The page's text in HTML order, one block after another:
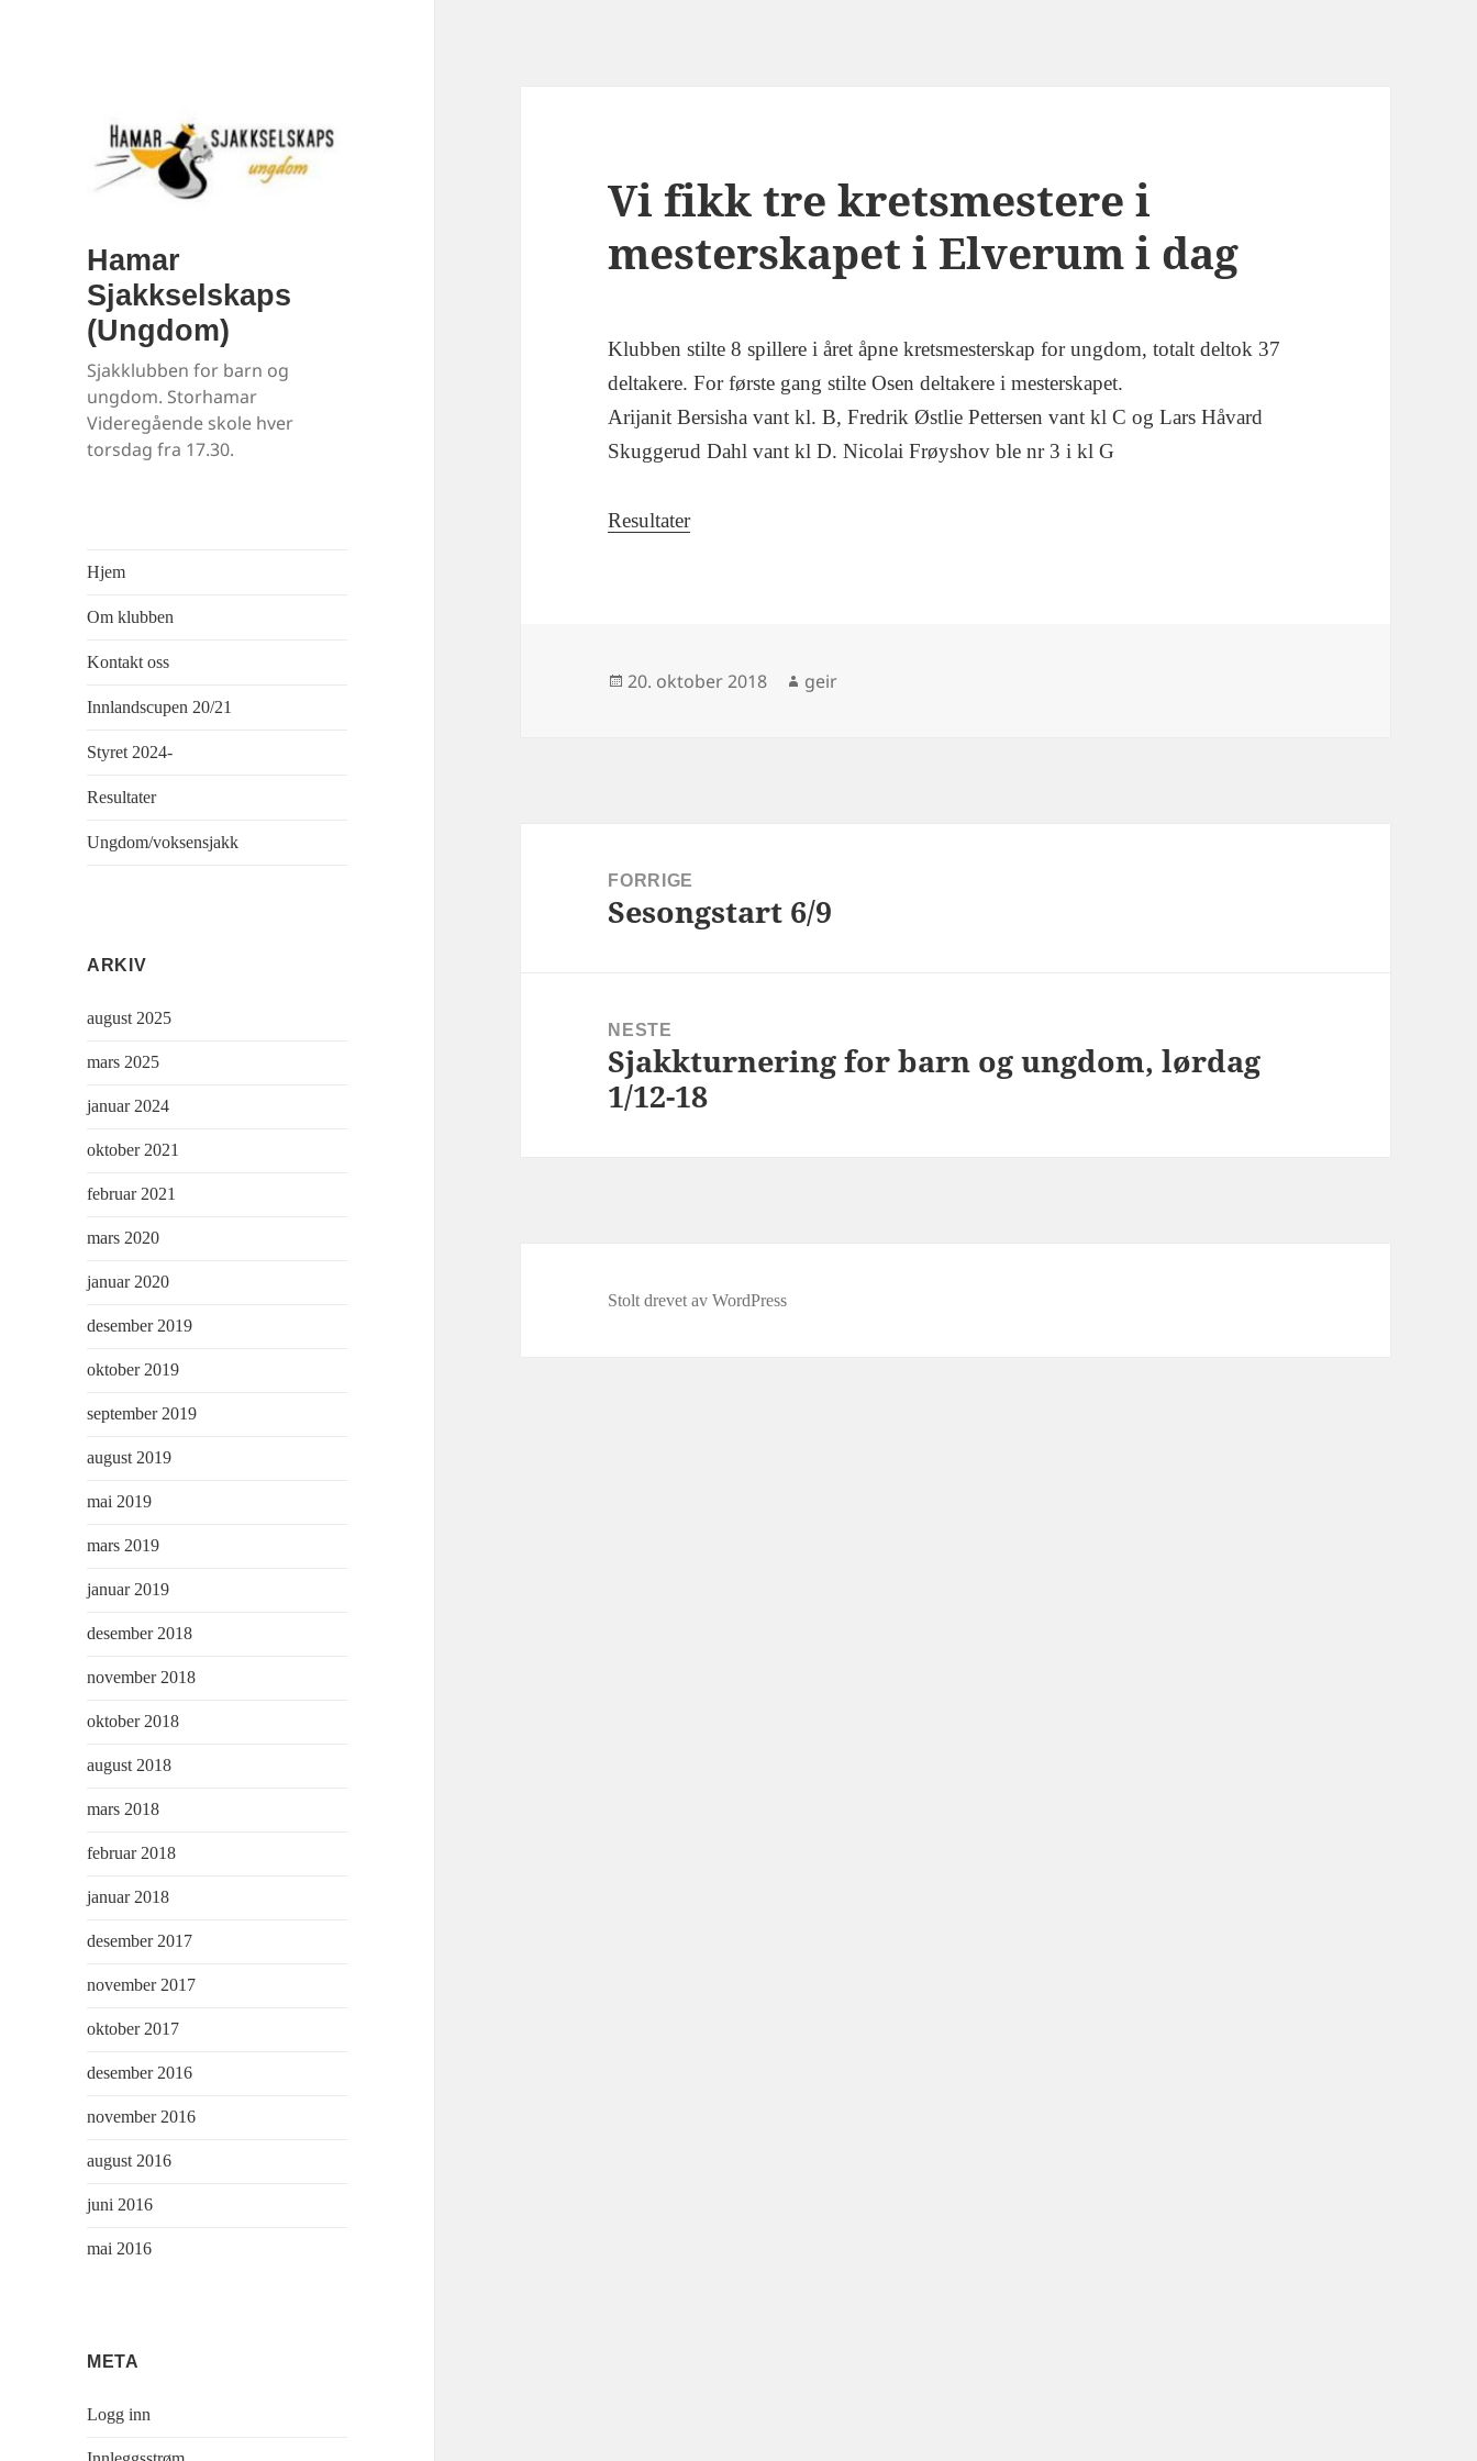
Hamar
Sjakkselskaps
(Ungdom)
Sjakklubben for barn og
ungdom. Storhamar
Videregående skole hver
torsdag fra 17.30.
Hjem
Om klubben
Kontakt oss
Innlandscupen 20/21
Styret 2024-
Resultater
Ungdom/voksensjakk
ARKIV
august 2025
mars 2025
januar 2024
oktober 2021
februar 2021
mars 2020
januar 2020
desember 2019
oktober 2019
september 2019
august 2019
mai 2019
mars 2019
januar 2019
desember 2018
november 2018
oktober 2018
august 2018
mars 2018
februar 2018
januar 2018
desember 2017
november 2017
oktober 2017
desember 2016
november 2016
august 2016
juni 2016
mai 2016
META
Logg inn
Vi fikk tre kretsmestere i
mesterskapet i Elverum i dag
Klubben stilte 8 spillere i året åpne kretsmesterskap for ungdom, totalt deltok 37
deltakere. For første gang stilte Osen deltakere i mesterskapet.
Arijanit Bersisha vant kl. B, Fredrik Østlie Pettersen vant kl C og Lars Håvard
Skuggerud Dahl vant kl D. Nicolai Frøyshov ble nr 3 i kl G
Resultater
Publisert
20. oktober 2018 Forfatter
geir
FORRIGE
Forrige
Sesongstart 6/9
NESTE
Neste
innlegg:
Sjakkturnering for barn og ungdom, lørdag
1/12-18
Stolt drevet av WordPress